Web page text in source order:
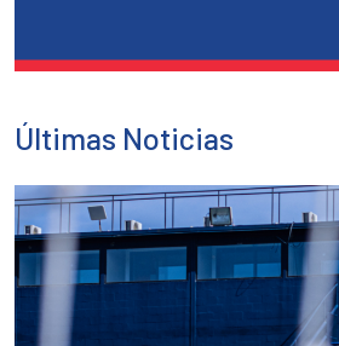
Últimas Noticias